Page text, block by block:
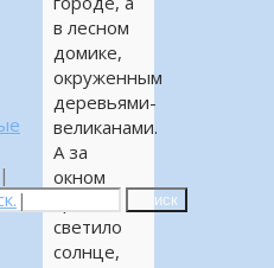
Поиск
в лесном
домике,
окруженным
деревьями-
великанами.
А за
окном
светило
солнце,
|
|